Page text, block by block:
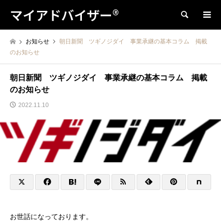
マイアドバイザー® 検索
お知らせ
朝日新聞 ツギノジダイ 事業承継の基本コラム 掲載
のお知らせ
朝日新聞 ツギノジダイ 事業承継の基本コラム 掲載
のお知らせ
2022.11.10
お世話になっております。